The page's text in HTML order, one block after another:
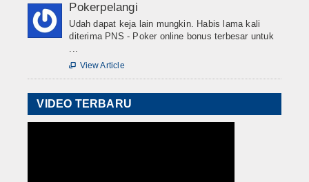
Pokerpelangi
Udah dapat keja lain mungkin. Habis lama kali
diterima PNS - Poker online bonus terbesar untuk
...
 View Article
VIDEO TERBARU